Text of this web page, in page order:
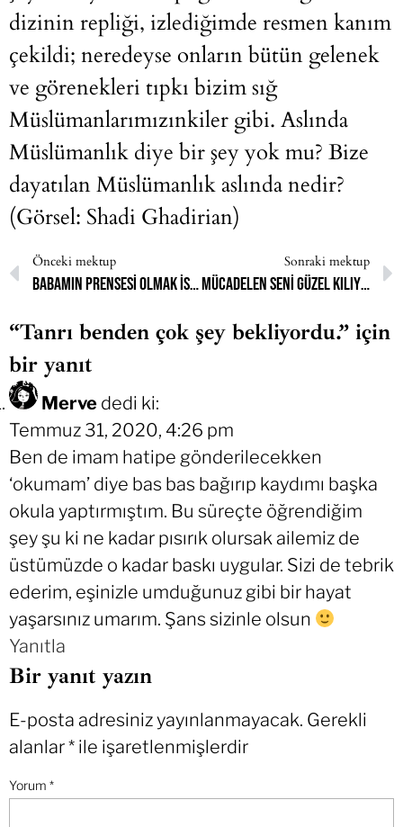
dizinin repliği, izlediğimde resmen kanım
çekildi; neredeyse onların bütün gelenek
ve görenekleri tıpkı bizim sığ
Müslümanlarımızınkiler gibi. Aslında
Müslümanlık diye bir şey yok mu? Bize
dayatılan Müslümanlık aslında nedir?
(Görsel: Shadi Ghadirian)
Önceki mektup
Babamın prensesi olmak istiyorum ama babam saçı açık prensesleri sevmiyor.
Sonraki mektup
Mücadelen seni güzel kılıyor.
“Tanrı benden çok şey bekliyordu.” için
bir yanıt
Merve dedi ki:
Temmuz 31, 2020, 4:26 pm
Ben de imam hatipe gönderilecekken
‘okumam’ diye bas bas bağırıp kaydımı başka
okula yaptırmıştım. Bu süreçte öğrendiğim
şey şu ki ne kadar pısırık olursak ailemiz de
üstümüzde o kadar baskı uygular. Sizi de tebrik
ederim, eşinizle umduğunuz gibi bir hayat
yaşarsınız umarım. Şans sizinle olsun
Yanıtla
Bir yanıt yazın
E-posta adresiniz yayınlanmayacak. Gerekli
alanlar* ile işaretlenmişlerdir
Yorum *